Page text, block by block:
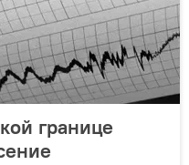
границе